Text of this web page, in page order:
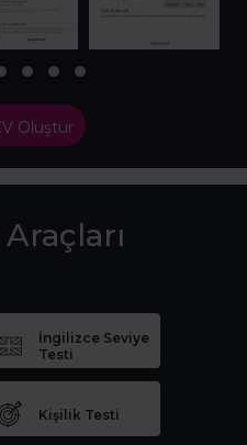
Oluştur
Araçları
İngilizce Seviye
Testi
Kişilik Testi